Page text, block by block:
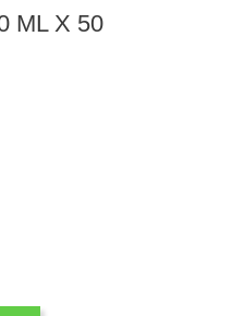
ML X 50